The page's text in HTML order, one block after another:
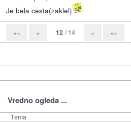
Je bela cesta(zaklel)
«« « 12 / 14 » »»
Vredno ogleda ...
Tema